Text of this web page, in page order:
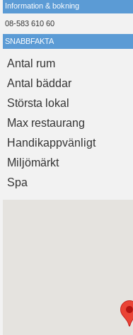
Information & bokning
08-583 610 60
SNABBFAKTA
Antal rum
Antal bäddar
Största lokal
Max restaurang
Handikappvänligt
Miljömärkt
Spa